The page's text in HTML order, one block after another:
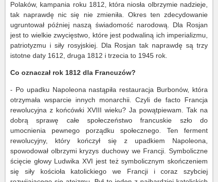
Polaków, kampania roku 1812, która niosła olbrzymie nadzieje,
tak naprawdę nic się nie zmieniła. Okres ten zdecydowanie
ugruntował później naszą świadomość narodową. Dla Rosjan
jest to wielkie zwycięstwo, które jest podwaliną ich imperializmu,
patriotyzmu i siły rosyjskiej. Dla Rosjan tak naprawdę są trzy
istotne daty 1612, druga 1812 i trzecia to 1945 rok.
Co oznaczał rok 1812 dla Francuzów?
- Po upadku Napoleona nastąpiła restauracja Burbonów, która
otrzymała wsparcie innych monarchii. Czyli de facto Francja
rewolucyjna z końcówki XVIII wieku? Ja powątpiewam. Tak na
dobrą sprawę całe społeczeństwo francuskie szło do
umocnienia pewnego porządku społecznego. Ten ferment
rewolucyjny, który kończył się z upadkiem Napoleona,
spowodował olbrzymi kryzys duchowy we Francji. Symboliczne
ścięcie głowy Ludwika XVI jest też symbolicznym skończeniem
się siły kościoła katolickiego we Francji i coraz szybciej